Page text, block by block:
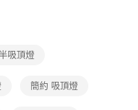
。
為交易完成。
吸頂燈
簡約 吸頂燈